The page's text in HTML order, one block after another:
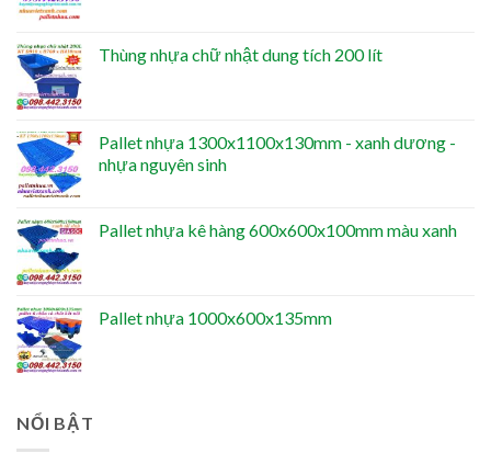
Thùng nhựa chữ nhật dung tích 200 lít
Pallet nhựa 1300x1100x130mm - xanh dương -
nhựa nguyên sinh
Pallet nhựa kê hàng 600x600x100mm màu xanh
Pallet nhựa 1000x600x135mm
NỔI BẬT